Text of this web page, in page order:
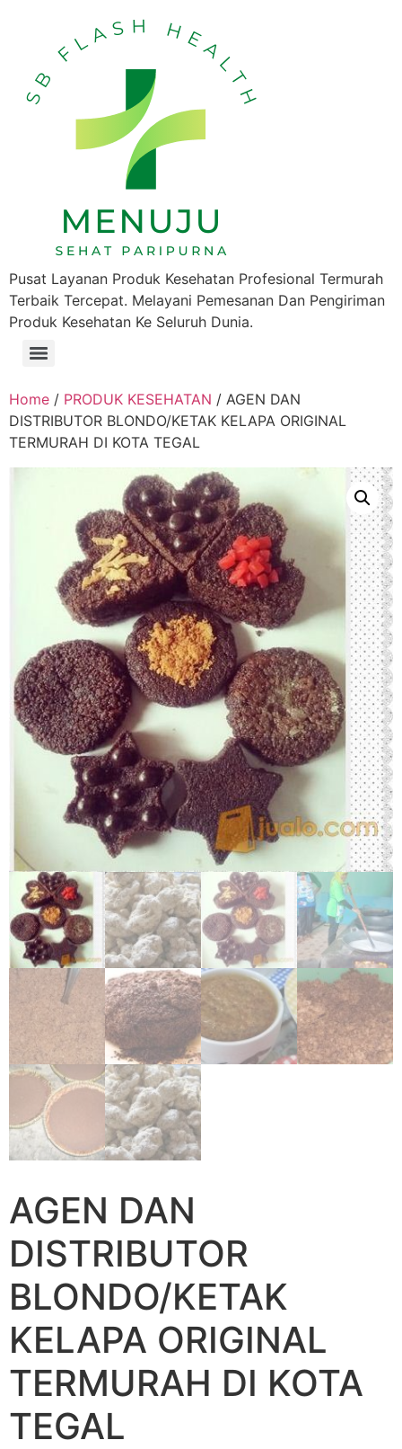
Pusat Layanan Produk Kesehatan Profesional Termurah
Terbaik Tercepat. Melayani Pemesanan Dan Pengiriman
Produk Kesehatan Ke Seluruh Dunia.
Home / PRODUK KESEHATAN / AGEN DAN
DISTRIBUTOR BLONDO/KETAK KELAPA ORIGINAL
TERMURAH DI KOTA TEGAL
AGEN DAN
DISTRIBUTOR
BLONDO/KETAK
KELAPA ORIGINAL
TERMURAH DI KOTA
TEGAL